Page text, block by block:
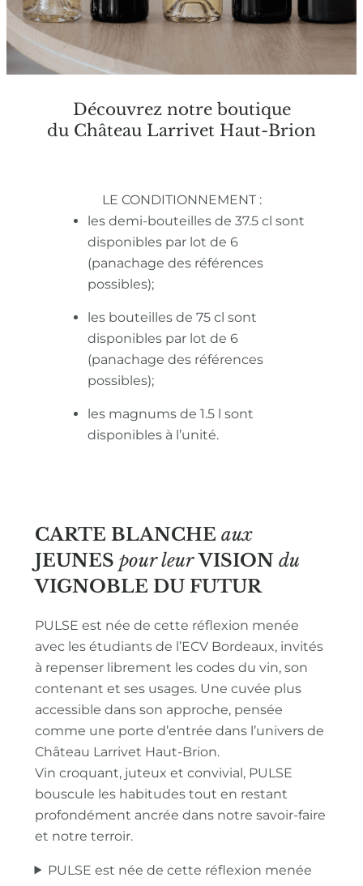
Découvrez notre boutique
du Château Larrivet Haut-Brion
LE CONDITIONNEMENT :
les demi-bouteilles de 37.5 cl sont
disponibles par lot de 6
(panachage des références
possibles);
les bouteilles de 75 cl sont
disponibles par lot de 6
(panachage des références
possibles);
les magnums de 1.5 l sont
disponibles à l’unité.
CARTE BLANCHE aux
JEUNES pour leur VISION du
VIGNOBLE DU FUTUR
PULSE est née de cette réflexion menée
avec les étudiants de l’ECV Bordeaux, invités
à repenser librement les codes du vin, son
contenant et ses usages. Une cuvée plus
accessible dans son approche, pensée
comme une porte d’entrée dans l’univers de
Château Larrivet Haut-Brion.
Vin croquant, juteux et convivial, PULSE
bouscule les habitudes tout en restant
profondément ancrée dans notre savoir-faire
et notre terroir.
PULSE est née de cette réflexion menée